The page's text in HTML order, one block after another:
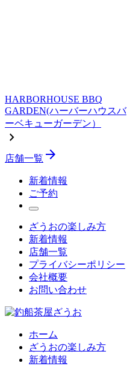
HARBORHOUSE BBQ
GARDEN(ハーバーハウスバ
ーベキューガーデン）
chevron_right
店舗一覧 arrow_forward
新着情報
ご予約
ざうおの楽しみ方
新着情報
店舗一覧
プライバシーポリシー
会社概要
お問い合わせ
ホーム
ざうおの楽しみ方
新着情報